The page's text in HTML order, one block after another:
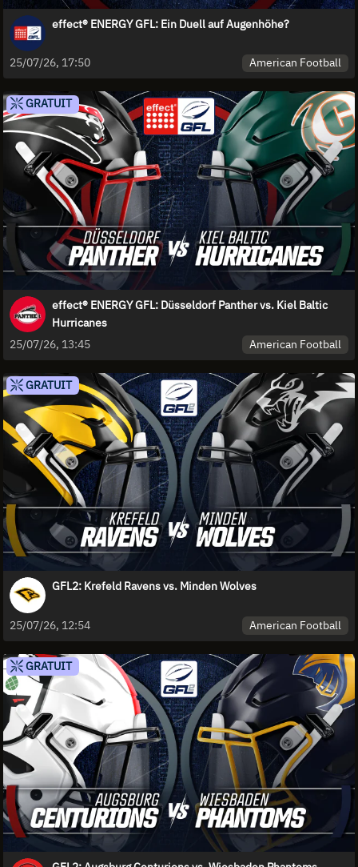
effect® ENERGY GFL: Ein Duell auf Augenhöhe?
25/07/26, 17:50 American Football
GRATUIT
effect® ENERGY GFL: Düsseldorf Panther vs. Kiel Baltic
Hurricanes
25/07/26, 13:45
American Football
GRATUIT
GFL2: Krefeld Ravens vs. Minden Wolves
25/07/26, 12:54 American Football
GRATUIT